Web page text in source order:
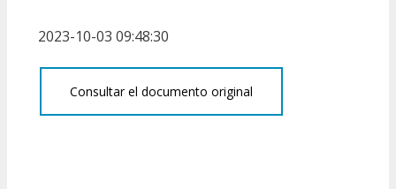
2023-10-03 09:48:30
Consultar el documento original